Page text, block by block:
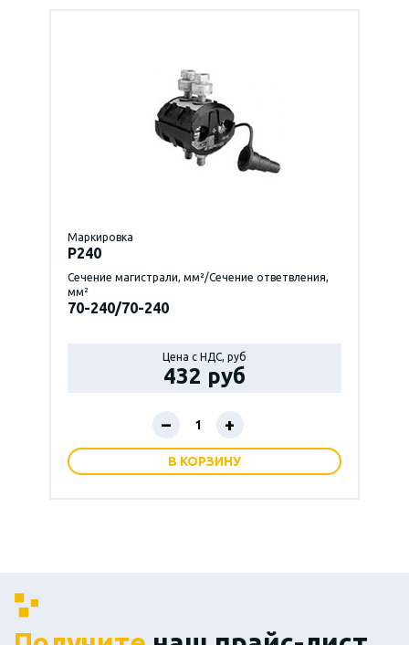
Маркировка
P240
Сечение магистрали, мм²/Сечение ответвления,
мм²
70-240/70-240
Цена с НДС, руб
432 руб
– +
В КОРЗИНУ